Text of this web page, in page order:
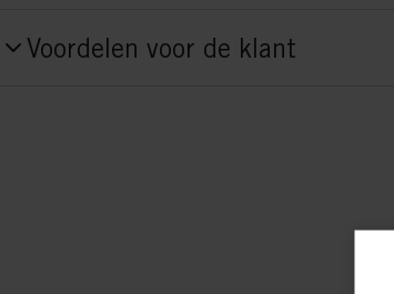
Stijl
Race
Voordelen voor de klant